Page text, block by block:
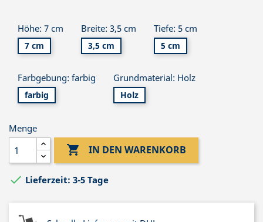
Höhe: 7 cm
7 cm
Breite: 3,5 cm
3,5 cm
Tiefe: 5 cm
5 cm
Farbgebung: farbig
farbig
Grundmaterial: Holz
Holz
Menge
 IN DEN WARENKORB
 Lieferzeit: 3-5 Tage